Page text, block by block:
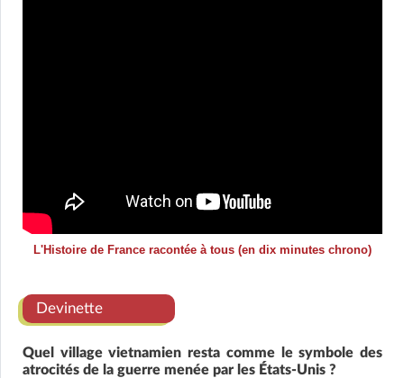
L'Histoire de France racontée à tous (en dix minutes chrono)
Devinette
Quel village vietnamien resta comme le symbole des
atrocités de la guerre menée par les États-Unis ?